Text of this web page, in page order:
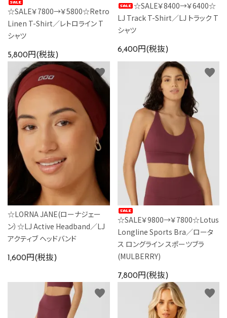
☆SALE￥7800→￥5800☆Retro
Linen T-Shirt／レトロライン T
シャツ
5,800円(税抜)
☆SALE￥8400→￥6400☆
LJ Track T-Shirt／LJ トラック T
シャツ
6,400円(税抜)
☆LORNA JANE(ローナジェー
ン）☆LJ Active Headband／LJ
アクティブ ヘッドバンド
1,600円(税抜)
favorite
☆SALE￥9800→￥7800☆Lotus
Longline Sports Bra／ロータ
ス ロングライン スポーツブラ
(MULBERRY)
7,800円(税抜)
favorite
favorite favorite